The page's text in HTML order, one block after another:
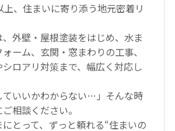
、住まいに寄り添う地元密着リ
、外壁・屋根塗装をはじめ、水ま
ーム、玄関・窓まわりの工事、
ロアリ対策まで、幅広く対応し
ていいかわからない…」そんな時
相談ください。
とって、ずっと頼れる“住まいの